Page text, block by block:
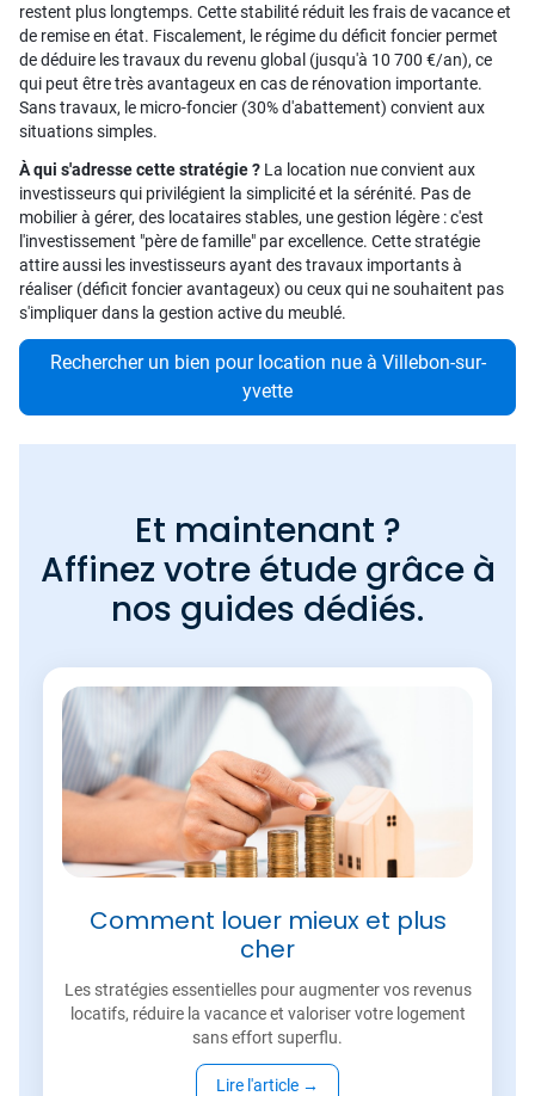
restent plus longtemps. Cette stabilité réduit les frais de vacance et
de remise en état. Fiscalement, le régime du déficit foncier permet
de déduire les travaux du revenu global (jusqu'à 10 700 €/an), ce
qui peut être très avantageux en cas de rénovation importante.
Sans travaux, le micro-foncier (30% d'abattement) convient aux
situations simples.
À qui s'adresse cette stratégie ? La location nue convient aux
investisseurs qui privilégient la simplicité et la sérénité. Pas de
mobilier à gérer, des locataires stables, une gestion légère : c'est
l'investissement "père de famille" par excellence. Cette stratégie
attire aussi les investisseurs ayant des travaux importants à
réaliser (déficit foncier avantageux) ou ceux qui ne souhaitent pas
s'impliquer dans la gestion active du meublé.
Rechercher un bien pour location nue à Villebon-sur-
yvette
Et maintenant ?
Affinez votre étude grâce à
nos guides dédiés.
Comment louer mieux et plus
cher
Les stratégies essentielles pour augmenter vos revenus
locatifs, réduire la vacance et valoriser votre logement
sans effort superflu.
Lire l'article →